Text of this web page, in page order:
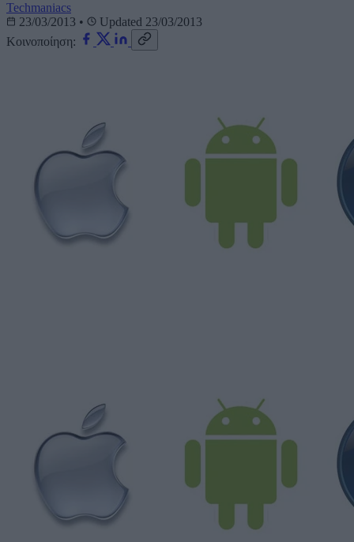
Techmaniacs
23/03/2013 •
Updated 23/03/2013
Κοινοποίηση: